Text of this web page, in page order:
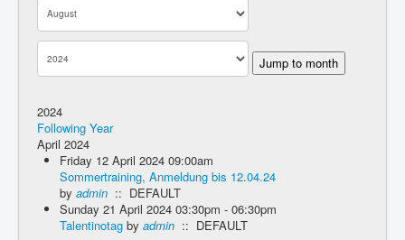
Jump to month
2024
Following Year
April 2024
Friday 12 April 2024 09:00am
Sommertraining, Anmeldung bis 12.04.24
by admin :: DEFAULT
Sunday 21 April 2024 03:30pm - 06:30pm
Talentinotag by admin :: DEFAULT